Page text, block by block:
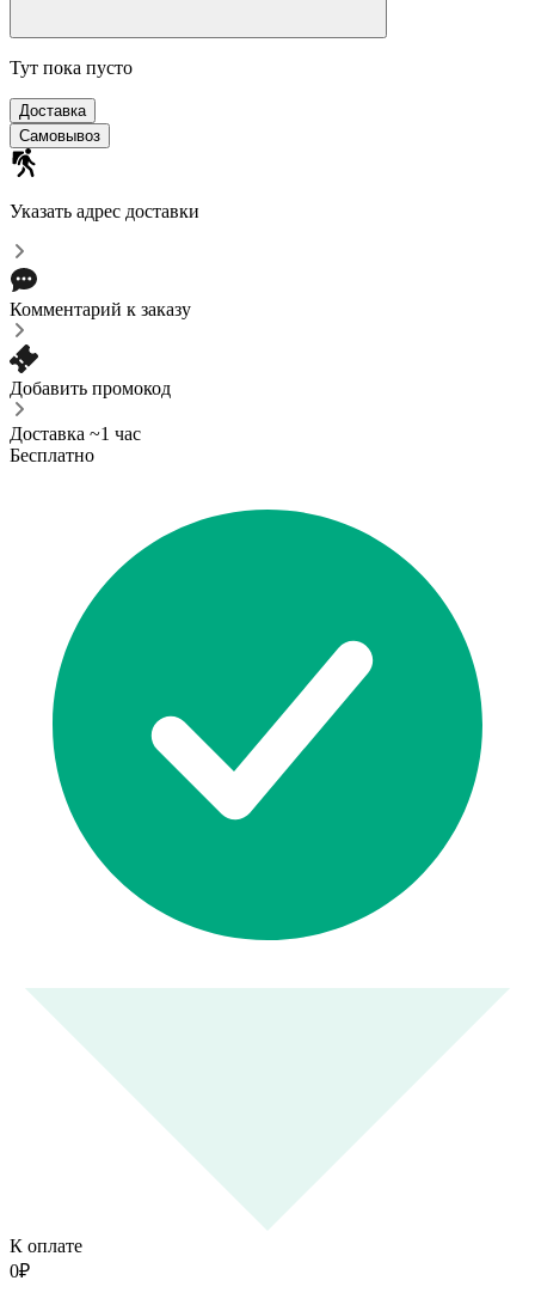
Тут пока пусто
Доставка
Самовывоз
Указать адрес доставки
Комментарий к заказу
Добавить промокод
Доставка ~1 час
Бесплатно
К оплате
0₽